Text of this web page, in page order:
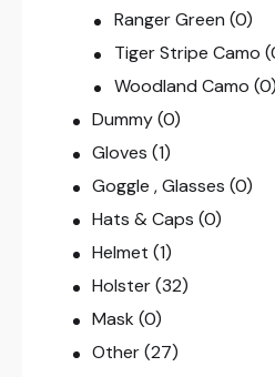
Ranger Green (0)
Tiger Stripe Camo
Woodland Camo (0)
Dummy (0)
Gloves (1)
Goggle , Glasses (0)
Hats & Caps (0)
Helmet (1)
Holster (32)
Mask (0)
Other (27)